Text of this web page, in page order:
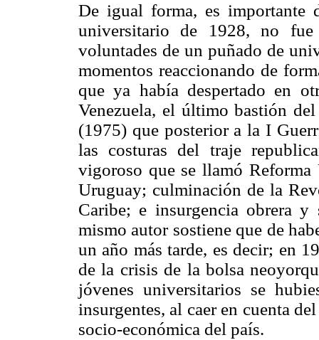
De igual forma, es importante
universitario de 1928, no fue
voluntades de un puñado de
momentos reaccionando de
que ya había despertado en
Venezuela, el último bastión
(1975) que posterior a la I
las costuras del traje
vigoroso que se llamó
Uruguay; culminación de la
Caribe; e insurgencia obrera
mismo autor sostiene que de
un año más tarde, es decir; en
de la crisis de la bolsa
jóvenes universitarios se
insurgentes, al caer en cuenta
socio-económica del país.